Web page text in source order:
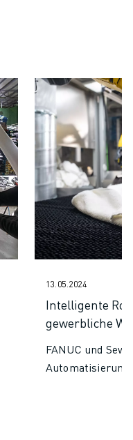
13.05.2024
Intelligente
gewerbliche
FANUC und